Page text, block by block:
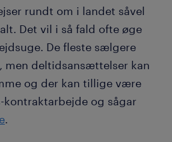
rundt om i landet såvel
Det vil i så fald ofte øge
De fleste sælgere
men deltidsansættelser kan
og der kan tillige være
og sågar
.